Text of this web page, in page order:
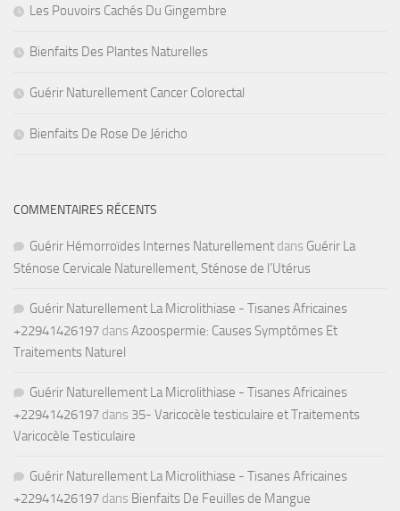
Les Pouvoirs Cachés Du Gingembre
Bienfaits Des Plantes Naturelles
Guérir Naturellement Cancer Colorectal
Bienfaits De Rose De Jéricho
COMMENTAIRES RÉCENTS
Guérir Hémorroïdes Internes Naturellement dans Guérir La
Sténose Cervicale Naturellement, Sténose de l’Utérus
Guérir Naturellement La Microlithiase - Tisanes Africaines
+22941426197 dans Azoospermie: Causes Symptômes Et
Traitements Naturel
Guérir Naturellement La Microlithiase - Tisanes Africaines
+22941426197 dans 35- Varicocèle testiculaire et Traitements
Varicocèle Testiculaire
Guérir Naturellement La Microlithiase - Tisanes Africaines
+22941426197 dans Bienfaits De Feuilles de Mangue